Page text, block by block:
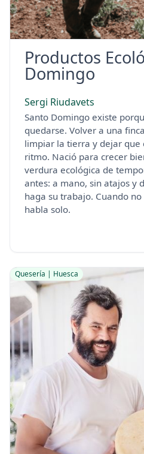
Productos
Domingo
Sergi Riudavets
Santo Domingo existe
quedarse. Volver a una
limpiar la tierra y dejar que
ritmo. Nació para crecer
verdura ecológica de
antes: a mano, sin atajos y
haga su trabajo. Cuando
habla solo.
Quesería | Huesca